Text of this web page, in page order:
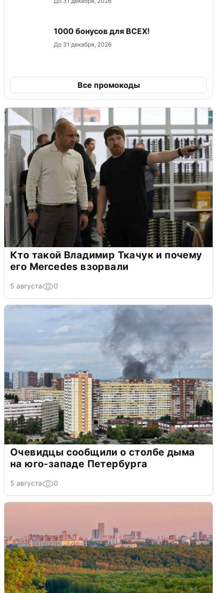
1000 бонусов для ВСЕХ!
До 31 декабря, 2026
Все промокоды
Кто такой Владимир Ткачук и почему
его Mercedes взорвали
5 августа 0
Очевидцы сообщили о столбе дыма
на юго-западе Петербурга
5 августа 0